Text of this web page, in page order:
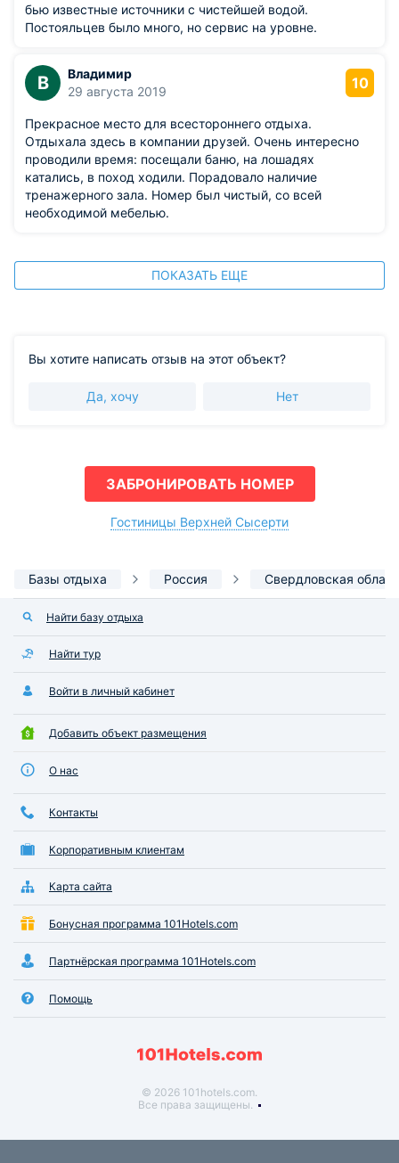
бью известные источники с чистейшей водой.
Постояльцев было много, но сервис на уровне.
В
Владимир
29 августа 2019
10
Прекрасное место для всестороннего отдыха.
Отдыхала здесь в компании друзей. Очень интересно
проводили время: посещали баню, на лошадях
катались, в поход ходили. Порадовало наличие
тренажерного зала. Номер был чистый, со всей
необходимой мебелью.
ПОКАЗАТЬ ЕЩЕ
Вы хотите написать отзыв на этот объект?
Да, хочу Нет
ЗАБРОНИРОВАТЬ НОМЕР
Гостиницы Верхней Сысерти
Базы отдыха Россия Свердловская
Найти базу отдыха
Найти тур
Войти в личный кабинет
Добавить объект размещения
О нас
Контакты
Корпоративным клиентам
Карта сайта
Бонусная программа 101Hotels.com
Партнёрская программа 101Hotels.com
Помощь
© 2026 101hotels.com.
Все права защищены.